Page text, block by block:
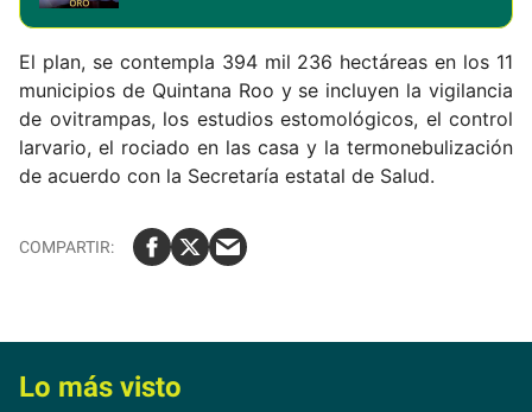
El plan, se contempla 394 mil 236 hectáreas en los 11
municipios de Quintana Roo y se incluyen la vigilancia
de ovitrampas, los estudios estomológicos, el control
larvario, el rociado en las casa y la termonebulización
de acuerdo con la Secretaría estatal de Salud.
Lo más visto